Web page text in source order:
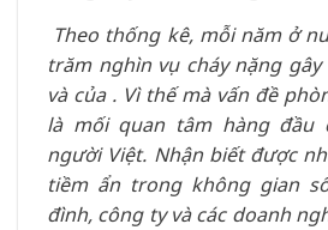
Theo thống kê, mỗi năm ở
trăm nghìn vụ cháy nặng
và của . Vì thế mà vấn đề
là mối quan tâm hàng đầu
người Việt. Nhận biết được
tiềm ẩn trong không gian
đình, công ty và các doanh